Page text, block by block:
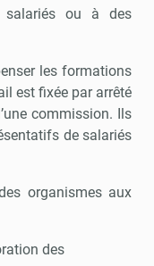
salariés ou à des
les formations
est fixée par arrêté
commission. Ils
de salariés
organismes aux
des